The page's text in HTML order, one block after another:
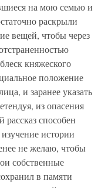
на мою семью и
раскрыли
вещей, чтобы через
княжеского
положение
и заранее указать
из опасения
способен
истории
не желаю, чтобы
собственные
в памяти